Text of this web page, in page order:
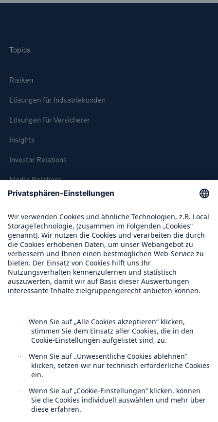
Topics
Risiken
Lösungen für Industriekunden
Lösungen für Versicherer
Insights
Investor Relations
Media Relations
Compliance
Über Munich Re
Munich Re Weltweit
Datenschutz
MIRA Digital Suite
Cyber-Lösungen von Munich Re
Home